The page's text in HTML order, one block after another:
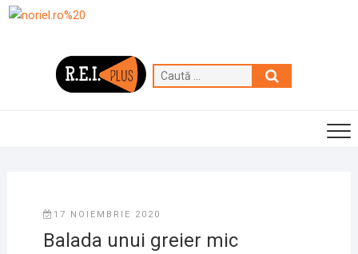
Skip
Caută
…
17 NOIEMBRIE 2020
Balada unui greier mic